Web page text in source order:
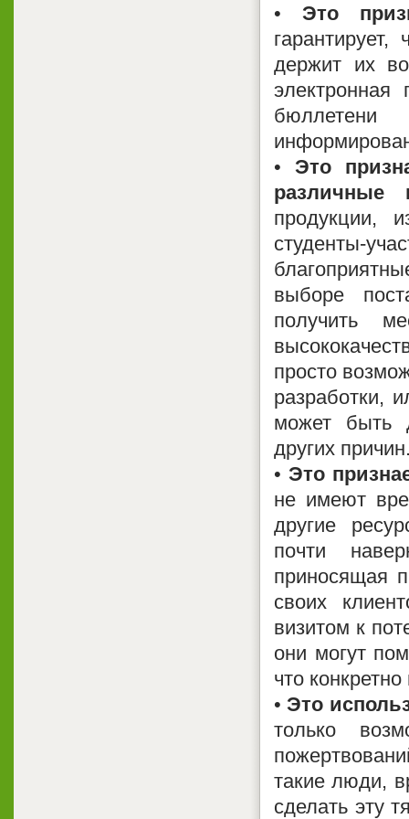
• Это
держит их
• Это
различные
продукции,
студенты-
выборе
получить
просто
разработки,
может быть
других
•Это
не имеют
другие
почти
приносящая
своих
визитом к
они могут
что
•Это
только
такие люди,
сделать эту